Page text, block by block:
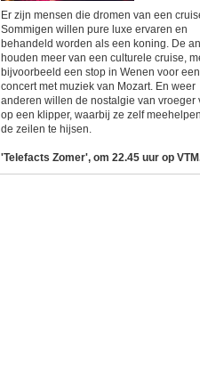
Er zijn mensen die dromen van een
Sommigen willen pure luxe ervaren en
behandeld worden als een koning. De
houden meer van een culturele cruise,
bijvoorbeeld een stop in Wenen voor een
concert met muziek van Mozart. En weer
anderen willen de nostalgie van vroeger
op een klipper, waarbij ze zelf
de zeilen te hijsen.
'Telefacts Zomer', om 22.45 uur op